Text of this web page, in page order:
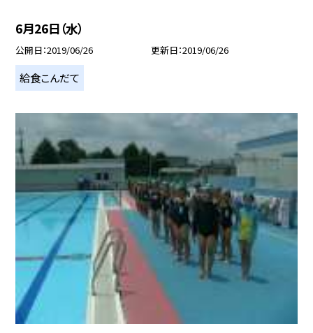
6月26日（水）
公開日 2019/06/26 更新日 2019/06/26
給食こんだて